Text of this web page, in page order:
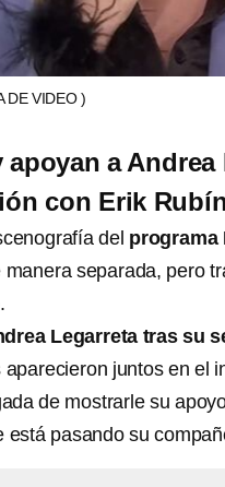
DE VIDEO )
a Andrea
con Erik
del programa
separada, pero
Legarreta tras su
juntos en el
de mostrarle su
está pasando su